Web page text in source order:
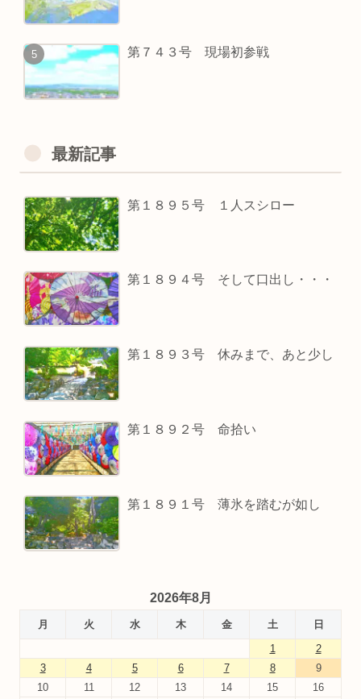
第７４３号 現場初参戦
最新記事
第１８９５号 １人スシロー
第１８９４号 そして口出し・・・
第１８９３号 休みまで、あと少し
第１８９２号 命拾い
第１８９１号 薄氷を踏むが如し
2026年8月
月 火 水 木 金 土
日
1
2
3
4 5 6 7 8
9
10
11 12 13 14 15
16